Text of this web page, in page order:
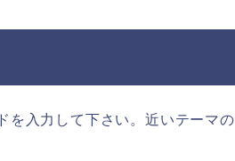
を入力して下さい。近いテーマの